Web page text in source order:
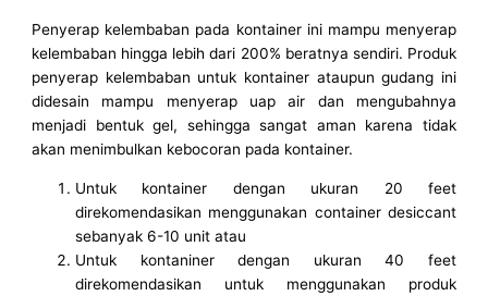
Penyerap kelembaban pada kontainer ini mampu menyerap
kelembaban hingga lebih dari 200% beratnya sendiri. Produk
penyerap kelembaban untuk kontainer ataupun gudang ini
didesain mampu menyerap uap air dan mengubahnya
menjadi bentuk gel, sehingga sangat aman karena tidak
akan menimbulkan kebocoran pada kontainer.
Untuk kontainer dengan ukuran 20 feet
direkomendasikan menggunakan container desiccant
sebanyak 6-10 unit atau
Untuk kontaniner dengan ukuran 40 feet
direkomendasikan untuk menggunakan produk